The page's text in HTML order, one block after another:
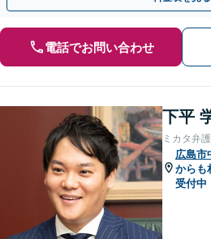
電話でお問い合わせ
下平
ミカタ弁
広島市
からも
受付中